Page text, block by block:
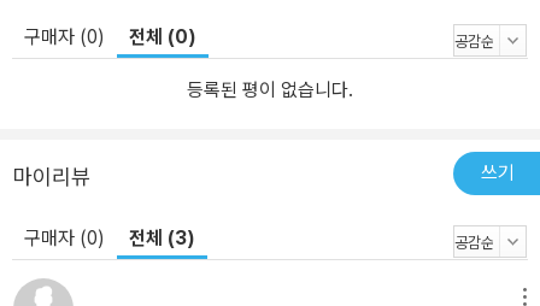
정답 및 주요 표현 정리} INPUT 파트에 나온 응용 말하기와 중간점검
부하면 더욱 깊이 있는 영어 스피킹 학습이 가능합니다. (말하라! 이
NPUT에서 익힌 표현을 서로 연결하고 응용하여 30초 동안 영어로
말하는 훈련을 합니다. 처음에는 한 문장씩 말하는 연습을 하다가 적
응이 되면 연결해서 말해 봅니다. STEP 1 우리말 보면서 듣기: 처음
에는 부담 없이 우리말을 보면서 해당하는 영어 표현을 듣습니다. ST
EP 2 한 문장씩 끊어 말하기: 한 문장씩 끊어서 말해 봅니다. MP3를
구매자 (0) 전체 (0)
등록된 평이 없습니다.
마이리뷰 쓰기
구매자 (0) 전체 (3)